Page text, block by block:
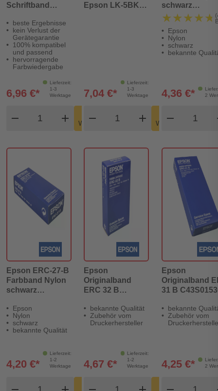
Schriftband
18mm x 9m -
Digital
Revolution
beste Ergebnisse
kein Verlust der
Gerätegarantie
100% kompatibel
und passend
hervorragende
Farbwiedergabe
Lieferzeit:
1-3
Werktage
6,96 €*
remove add
Warenkorb
shopping_cart
Epson LK-5BKP
Lieferzeit:
1-3
Werktage
7,04 €*
remove add
Warenkorb
shopping_cart
schwarz
(C43S015374)
★★★★★
★★★★★
Epson
Nylon
schwarz
bekannte
2
4,36 €*
remove
Epson ERC-27-B
Farbband Nylon
schwarz
Epson
Nylon
schwarz
bekannte Qualität
Lieferzeit:
1-2
Werktage
4,20 €*
Epson
Originalband
ERC 32 B
C43SO15371
bekannte Qualität
Zubehör vom
Druckerhersteller
Lieferzeit:
1-2
Werktage
4,67 €*
Epson
Originalband
31 B
bekannte
Zubehör vom
2
4,25 €*